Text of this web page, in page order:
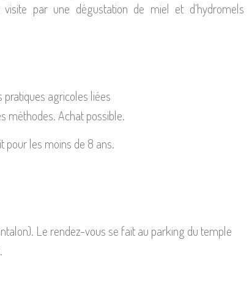
par une dégustation de miel et d’hydromels
pratiques agricoles liées
méthodes. Achat possible.
pour les moins de 8 ans.
Le rendez-vous se fait au parking du temple